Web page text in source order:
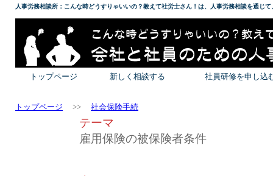
人事労務相談所：こんな時どうすりゃいいの？教えて社労士さん！は、人事労務相談を通じ
トップページ 新しく相談する 社員研修を申し込
トップページ >> 社会保険手続
テーマ
雇用保険の被保険者条件